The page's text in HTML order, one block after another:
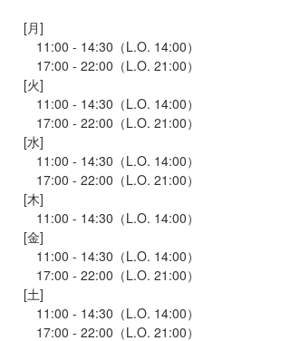
[月]
11:00 - 14:30（L.O. 14:00）
17:00 - 22:00（L.O. 21:00）
[火]
11:00 - 14:30（L.O. 14:00）
17:00 - 22:00（L.O. 21:00）
[水]
11:00 - 14:30（L.O. 14:00）
17:00 - 22:00（L.O. 21:00）
[木]
11:00 - 14:30（L.O. 14:00）
[金]
11:00 - 14:30（L.O. 14:00）
17:00 - 22:00（L.O. 21:00）
[土]
11:00 - 14:30（L.O. 14:00）
17:00 - 22:00（L.O. 21:00）